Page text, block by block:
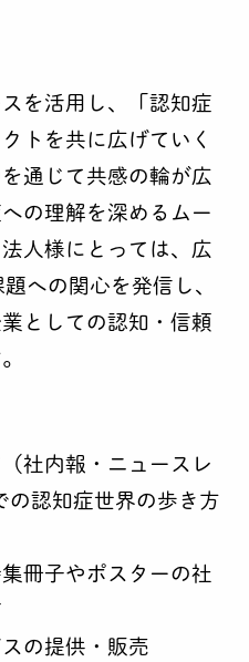
を活用し、「認知症
トを共に広げていく
通じて共感の輪が広
の理解を深めるムー
人様にとっては、広
への関心を発信し、
としての認知・信頼
社内報・ニュースレ
の認知症世界の歩き方
冊子やポスターの社
の提供・販売